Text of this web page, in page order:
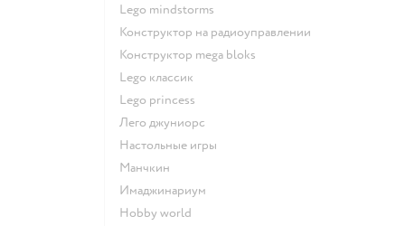
Lego mindstorms
Конструктор на радиоуправлении
Конструктор mega bloks
Lego классик
Lego princess
Лего джуниорс
Настольные игры
Манчкин
Имаджинариум
Hobby world